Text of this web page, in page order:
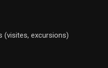
(visites, excursions)